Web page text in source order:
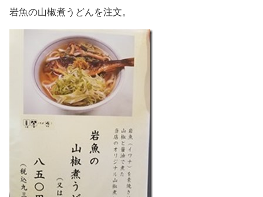
岩魚の山椒煮うどんを注文。